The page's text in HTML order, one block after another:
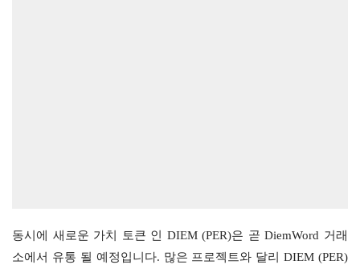
동시에 새로운 가치 토큰 인 DIEM (PER)은 곧 DiemWord 거래
소에서 유통 될 예정입니다. 많은 프로젝트와 달리 DIEM (PER)